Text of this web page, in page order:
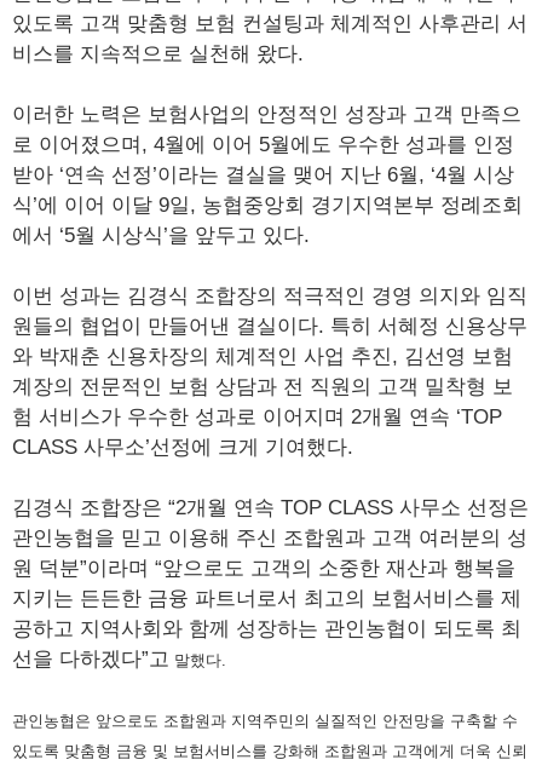
있도록 고객 맞춤형 보험 컨설팅과 체계적인 사후관리 서
비스를 지속적으로 실천해 왔다.
이러한 노력은 보험사업의 안정적인 성장과 고객 만족으
로 이어졌으며, 4월에 이어 5월에도 우수한 성과를 인정
받아 ‘연속 선정’이라는 결실을 맺어 지난 6월, ‘4월 시상
식’에 이어 이달 9일, 농협중앙회 경기지역본부 정례조회
에서 ‘5월 시상식’을 앞두고 있다.
이번 성과는 김경식 조합장의 적극적인 경영 의지와 임직
원들의 협업이 만들어낸 결실이다. 특히 서혜정 신용상무
와 박재춘 신용차장의 체계적인 사업 추진, 김선영 보험
계장의 전문적인 보험 상담과 전 직원의 고객 밀착형 보
험 서비스가 우수한 성과로 이어지며 2개월 연속 ‘TOP
CLASS 사무소’선정에 크게 기여했다.
김경식 조합장은 “2개월 연속 TOP CLASS 사무소 선정은
관인농협을 믿고 이용해 주신 조합원과 고객 여러분의 성
원 덕분”이라며 “앞으로도 고객의 소중한 재산과 행복을
지키는 든든한 금융 파트너로서 최고의 보험서비스를 제
공하고 지역사회와 함께 성장하는 관인농협이 되도록 최
선을 다하겠다”고 말했다.
관인농협은 앞으로도 조합원과 지역주민의 실질적인 안전망을 구축할 수
있도록 맞춤형 금융 및 보험서비스를 강화해 조합원과 고객에게 더욱 신뢰